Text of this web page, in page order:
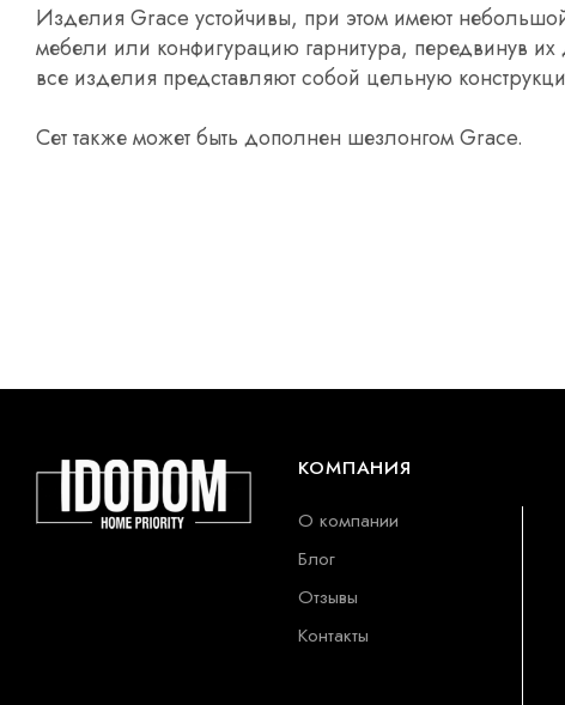
Изделия Grace устойчивы, при этом имеют
мебели или конфигурацию гарнитура, передвинув
все изделия представляют собой цельную
Сет также может быть дополнен шезлонгом Grace.
КОМПАНИЯ
О компании
Блог
Отзывы
Контакты